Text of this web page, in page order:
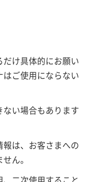
け具体的にお願い
ご使用にならない
い場合もあります
は、お客さまへの
ん。